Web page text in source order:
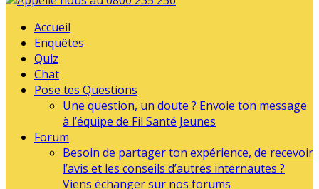
Accueil
Enquêtes
Quiz
Chat
Pose tes Questions
Une question, un doute ? Envoie ton message
à l’équipe de Fil Santé Jeunes
Forum
Besoin de partager ton expérience, de recevoir
l’avis et les conseils d’autres internautes ?
Viens échanger sur nos forums